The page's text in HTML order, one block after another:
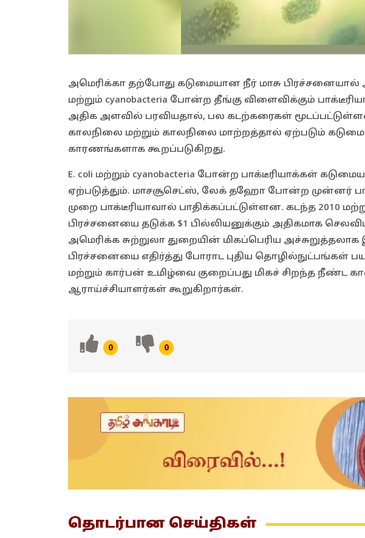
அமெரிக்கா தற்போது கடுமையான நீர் மாசு பிரச்சனையால்
மற்றும் cyanobacteria போன்ற தீங்கு விளைவிக்கும்
அதிக அளவில் பரவியதால், பல கடற்கரைகள்
காலநிலை மற்றும் காலநிலை மாற்றத்தால் ஏற்படும்
காரணங்களாக கூறப்படுகிறது.
E. coli மற்றும் cyanobacteria போன்ற பாக்டீரியாக்கள்
ஏற்படுத்தும். மாசசூசெட்ஸ், லேக் தஹோ போன்ற முன்னர்
முறை பாக்டீரியாவால் பாதிக்கப்பட்டுள்ளன. கடந்த 2010
பிரச்சனையை தடுக்க $1 பில்லியனுக்கும் அதிகமாக
அமெரிக்க சுற்றுலா துறையின் மிகப்பெரிய அச்சுறுத்தலாக
பிரச்சனையை எதிர்த்து போராட புதிய தொழில்நுட்பங்கள்
மற்றும் கார்பன் உமிழ்வை குறைப்பது மிகச் சிறந்த நீண்ட
ஆராய்ச்சியாளர்கள் கூறுகிறார்கள்.
0 0
தொடர்பான செய்திகள்